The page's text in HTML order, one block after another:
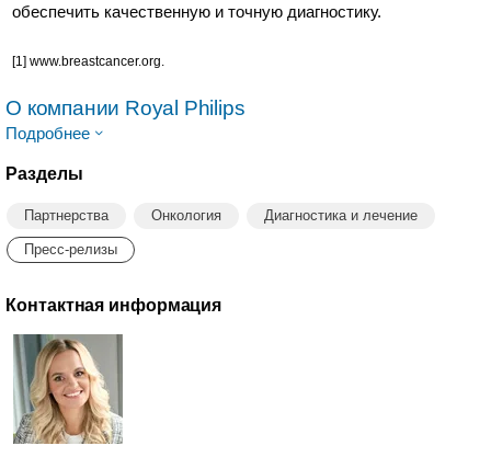
обеспечить качественную и точную диагностику.
[1] www.breastcancer.org.
О компании Royal Philips
Подробнее
Разделы
Партнерства Онкология Диагностика и лечение
Пресс-релизы
Контактная информация